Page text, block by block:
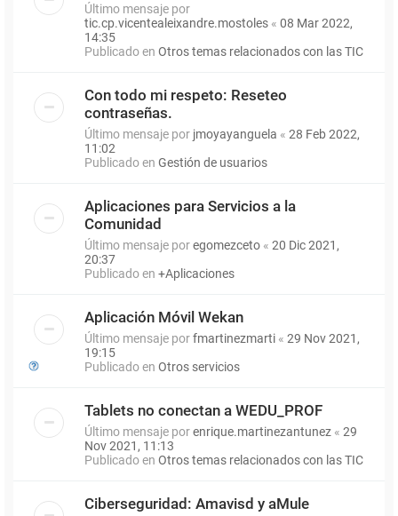
Último mensaje por
tic.cp.vicentealeixandre.mostoles « 08 Mar 2022,
14:35
Publicado en Otros temas relacionados con las TIC
Con todo mi respeto: Reseteo
contraseñas.
Último mensaje por jmoyayanguela « 28 Feb 2022,
11:02
Publicado en Gestión de usuarios
Aplicaciones para Servicios a la
Comunidad
Último mensaje poregomezceto « 20 Dic 2021,
20:37
Publicado en +Aplicaciones
Aplicación Móvil Wekan
Último mensaje porfmartinezmarti « 29 Nov 2021,
19:15
Publicado en Otros servicios
Tablets no conectan a WEDU_PROF
Último mensaje porenrique.martinezantunez « 29
Nov 2021, 11:13
Publicado en Otros temas relacionados con las TIC
Ciberseguridad: Amavisd y aMule